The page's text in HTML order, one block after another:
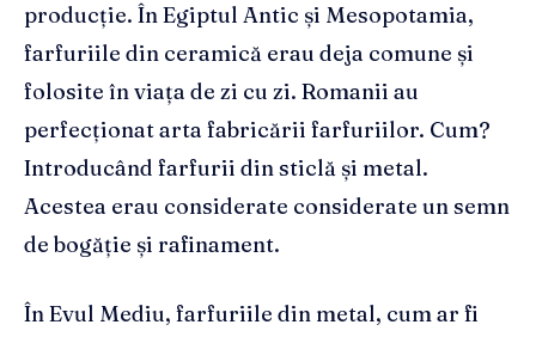
producție. În Egiptul Antic și Mesopotamia,
farfuriile din ceramică erau deja comune și
folosite în viața de zi cu zi. Romanii au
perfecționat arta fabricării farfuriilor. Cum?
Introducând farfurii din sticlă și metal.
Acestea erau considerate considerate un semn
de bogăție și rafinament.
În Evul Mediu, farfuriile din metal, cum ar fi